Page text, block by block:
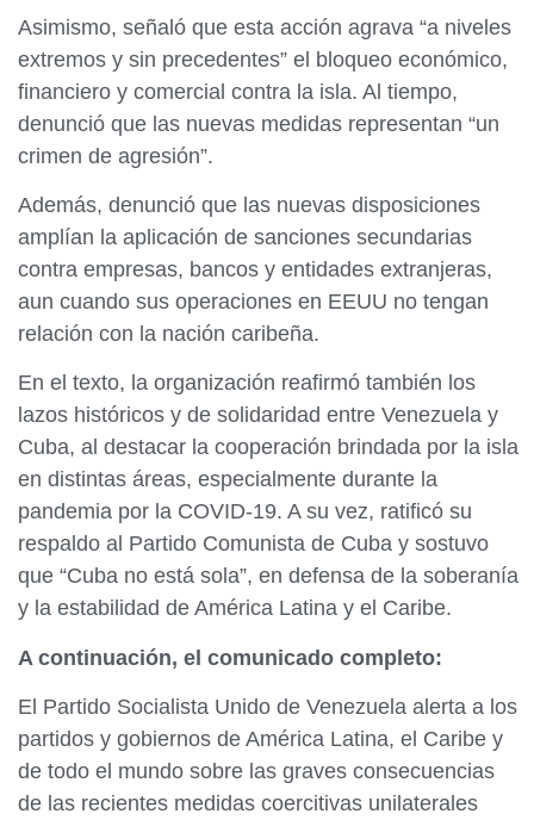
Asimismo, señaló que esta acción agrava “a niveles
extremos y sin precedentes” el bloqueo económico,
financiero y comercial contra la isla. Al tiempo,
denunció que las nuevas medidas representan “un
crimen de agresión”.
Además, denunció que las nuevas disposiciones
amplían la aplicación de sanciones secundarias
contra empresas, bancos y entidades extranjeras,
aun cuando sus operaciones en EEUU no tengan
relación con la nación caribeña.
En el texto, la organización reafirmó también los
lazos históricos y de solidaridad entre Venezuela y
Cuba, al destacar la cooperación brindada por la isla
en distintas áreas, especialmente durante la
pandemia por la COVID-19. A su vez, ratificó su
respaldo al Partido Comunista de Cuba y sostuvo
que “Cuba no está sola”, en defensa de la soberanía
y la estabilidad de América Latina y el Caribe.
A continuación, el comunicado completo:
El Partido Socialista Unido de Venezuela alerta a los
partidos y gobiernos de América Latina, el Caribe y
de todo el mundo sobre las graves consecuencias
de las recientes medidas coercitivas unilaterales